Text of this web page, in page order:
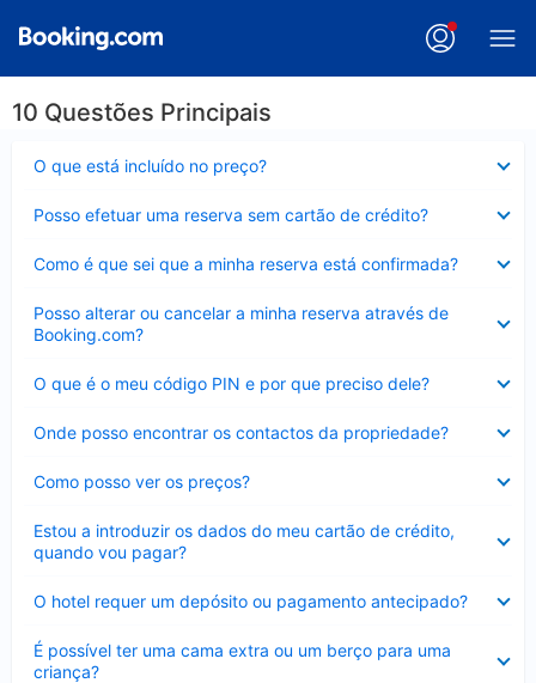
10 Questões Principais
O que está incluído no preço?
fechado
Posso efetuar uma reserva sem cartão de crédito?
fechado
Como é que sei que a minha reserva está confirmada?
fechado
Posso alterar ou cancelar a minha reserva através de
Booking.com?
fechado
O que é o meu código PIN e por que preciso dele?
fechado
Onde posso encontrar os contactos da propriedade?
fechado
Como posso ver os preços?
fechado
Estou a introduzir os dados do meu cartão de crédito,
quando vou pagar?
fechado
O hotel requer um depósito ou pagamento antecipado?
fechado
É possível ter uma cama extra ou um berço para uma
criança?
Elemento
fechado